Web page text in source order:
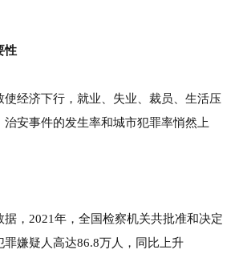
性
使经济下行，就业、失业、裁员、生活压
治安事件的发生率和城市犯罪率悄然上
，2021年，全国检察机关共批准和决定
嫌疑人高达86.8万人，同比上升